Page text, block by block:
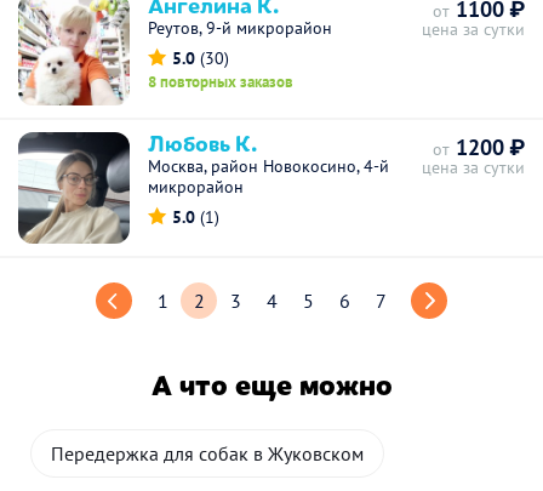
Реутов, 9-й микрорайон
5.0 (30)
8 повторных заказов
от 1100 ₽
цена за сутки
Любовь К.
Москва, район Новокосино, 4-й
микрорайон
5.0 (1)
от 1200 ₽
цена за сутки
1 2 3 4 5 6 7
А что еще можно
Передержка для собак в Жуковском